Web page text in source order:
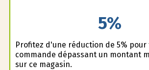
5%
Profitez d'une réduction de 5% pour
commande dépassant un montant
sur ce magasin.